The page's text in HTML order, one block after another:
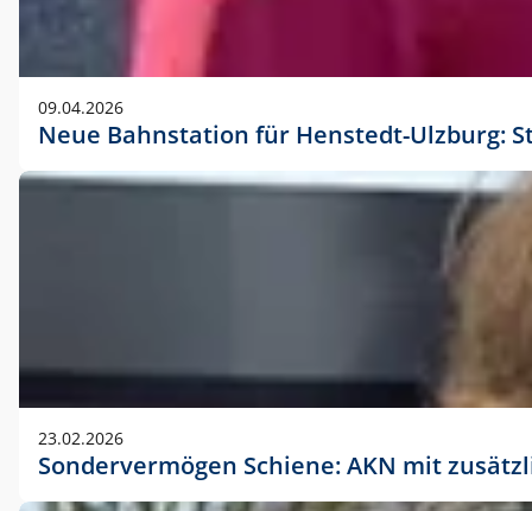
09.04.2026
Neue Bahnstation für Henstedt-Ulzburg:
23.02.2026
Sondervermögen Schiene: AKN mit